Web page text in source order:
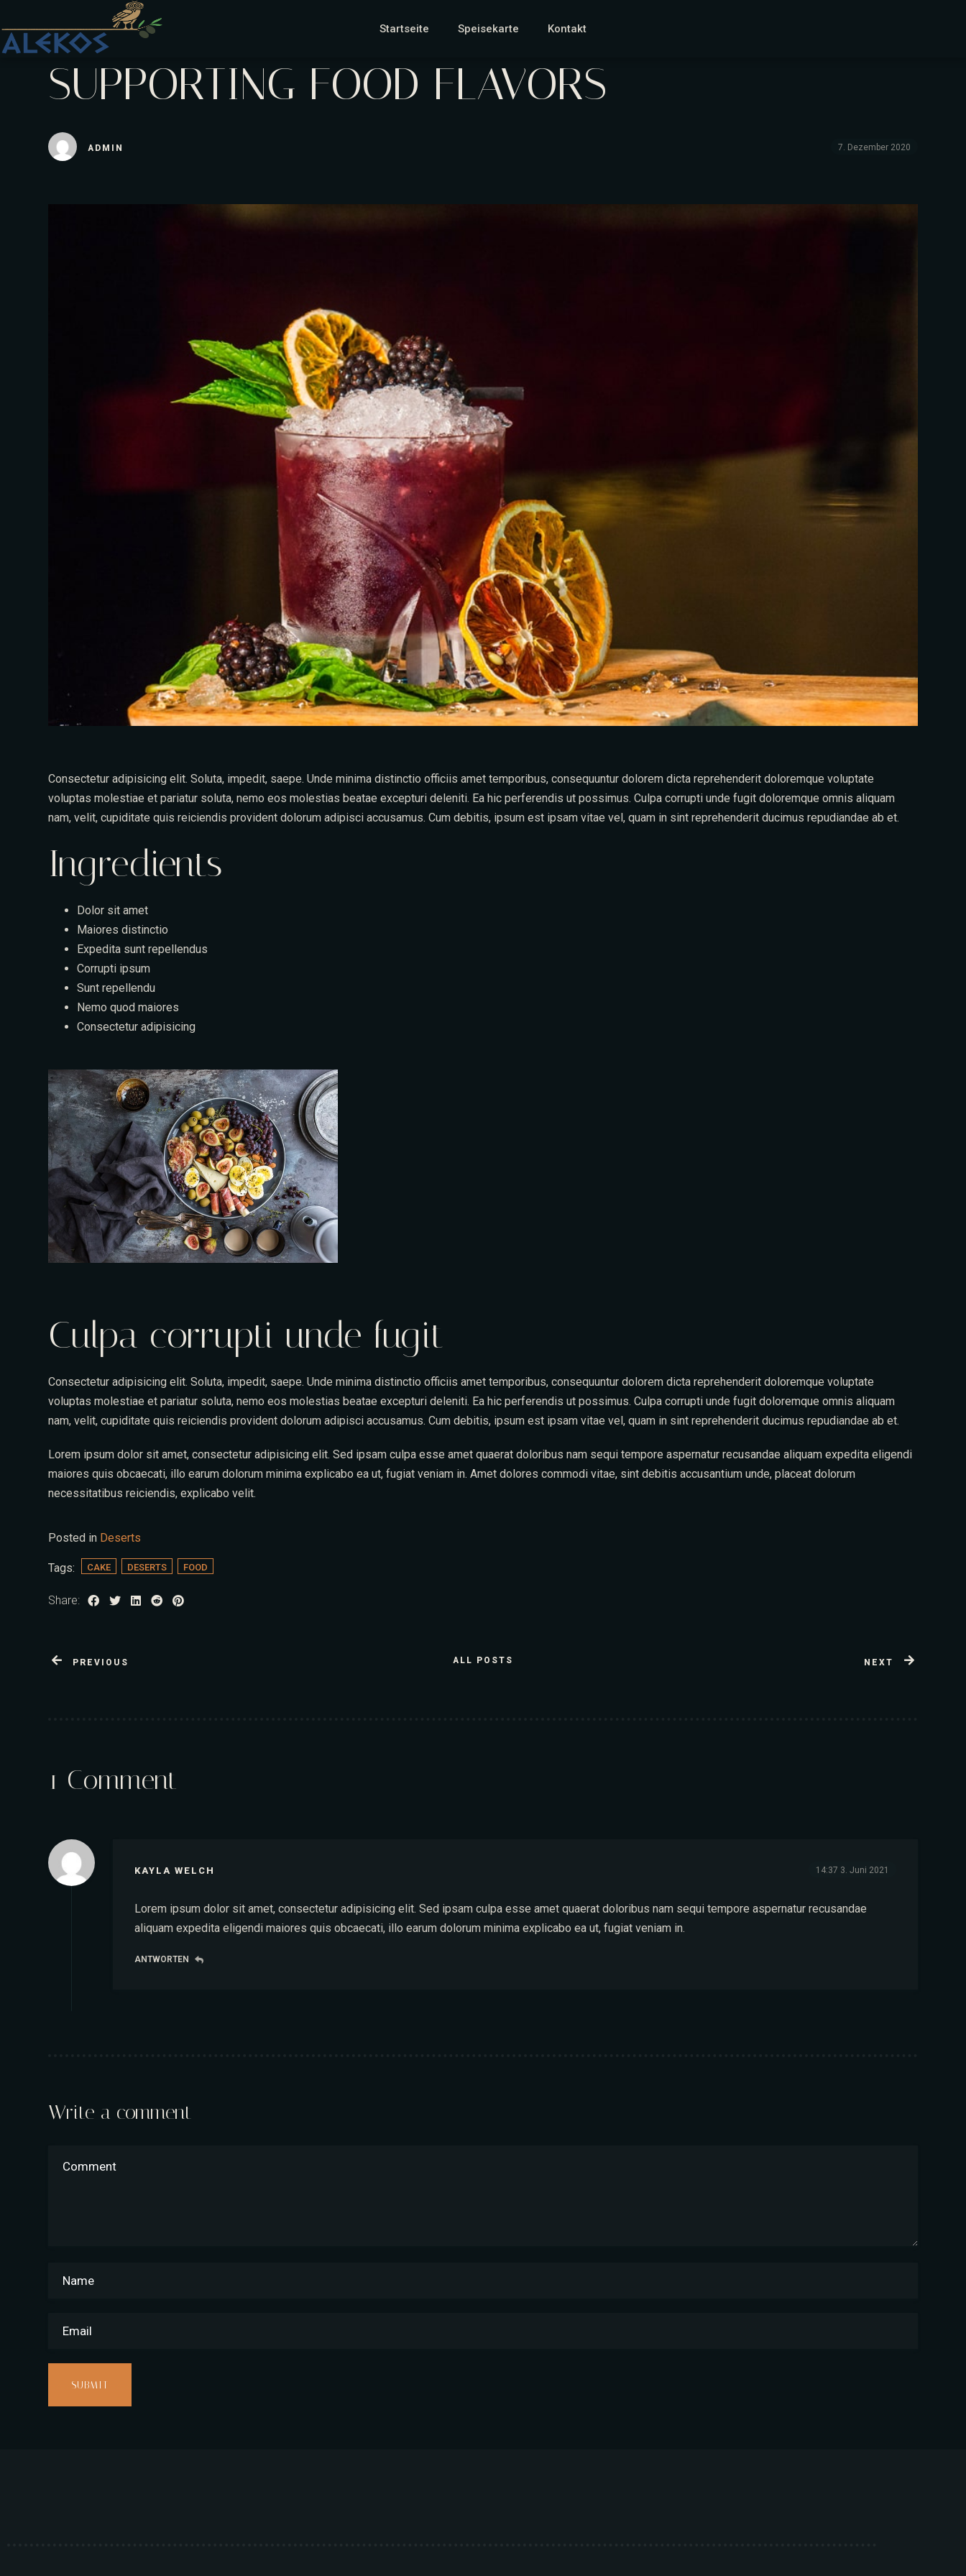
Startseite Speisekarte Kontakt
SUPPORTING FOOD FLAVORS
ADMIN 7. Dezember 2020
Consectetur adipisicing elit. Soluta, impedit, saepe. Unde minima distinctio officiis amet temporibus, consequuntur dolorem dicta reprehenderit doloremque voluptate
voluptas molestiae et pariatur soluta, nemo eos molestias beatae excepturi deleniti. Ea hic perferendis ut possimus. Culpa corrupti unde fugit doloremque omnis aliquam
nam, velit, cupiditate quis reiciendis provident dolorum adipisci accusamus. Cum debitis, ipsum est ipsam vitae vel, quam in sint reprehenderit ducimus repudiandae ab et.
Ingredients
Dolor sit amet
Maiores distinctio
Expedita sunt repellendus
Corrupti ipsum
Sunt repellendu
Nemo quod maiores
Consectetur adipisicing
Culpa corrupti unde fugit
Consectetur adipisicing elit. Soluta, impedit, saepe. Unde minima distinctio officiis amet temporibus, consequuntur dolorem dicta reprehenderit doloremque voluptate
voluptas molestiae et pariatur soluta, nemo eos molestias beatae excepturi deleniti. Ea hic perferendis ut possimus. Culpa corrupti unde fugit doloremque omnis aliquam
nam, velit, cupiditate quis reiciendis provident dolorum adipisci accusamus. Cum debitis, ipsum est ipsam vitae vel, quam in sint reprehenderit ducimus repudiandae ab et.
Lorem ipsum dolor sit amet, consectetur adipisicing elit. Sed ipsam culpa esse amet quaerat doloribus nam sequi tempore aspernatur recusandae aliquam expedita eligendi
maiores quis obcaecati, illo earum dolorum minima explicabo ea ut, fugiat veniam in. Amet dolores commodi vitae, sint debitis accusantium unde, placeat dolorum
necessitatibus reiciendis, explicabo velit.
Posted in Deserts
Tags: CAKE DESERTS FOOD
Share:
PREVIOUS ALL POSTS NEXT
1 Comment
KAYLA WELCH 14:37 3. Juni 2021
Lorem ipsum dolor sit amet, consectetur adipisicing elit. Sed ipsam culpa esse amet quaerat doloribus nam sequi tempore aspernatur recusandae
aliquam expedita eligendi maiores quis obcaecati, illo earum dolorum minima explicabo ea ut, fugiat veniam in.
ANTWORTEN
Write a comment
SUBMIT
Table Reservation
Person Time